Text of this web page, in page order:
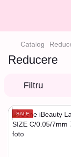
Catalog
Reducere
Filtru
SALE